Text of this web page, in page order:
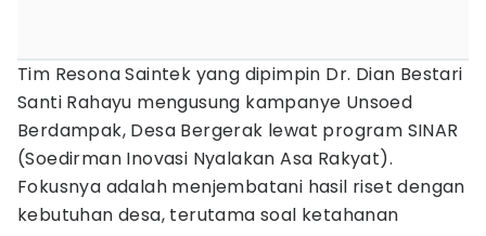
Tim Resona Saintek yang dipimpin Dr. Dian Bestari
Santi Rahayu mengusung kampanye Unsoed
Berdampak, Desa Bergerak lewat program SINAR
(Soedirman Inovasi Nyalakan Asa Rakyat).
Fokusnya adalah menjembatani hasil riset dengan
kebutuhan desa, terutama soal ketahanan